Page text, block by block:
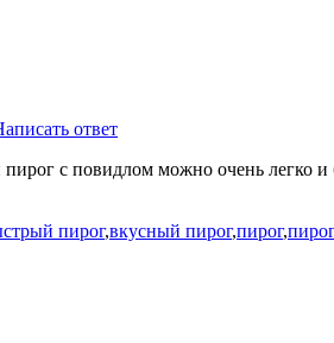
ответ
с повидлом можно очень легко
пирог,вкусный пирог,пирог,